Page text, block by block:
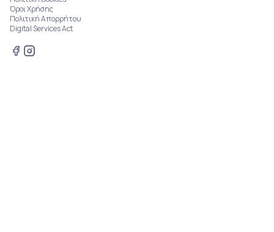
Όροι Χρήσης
Πολιτική Απορρήτου
Digital Services Act